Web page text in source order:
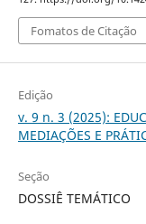
Fomatos de Citação
Edição
v. 9 n. 3 (2025):
MEDIAÇÕES E
Seção
DOSSIÊ TEMÁTICO